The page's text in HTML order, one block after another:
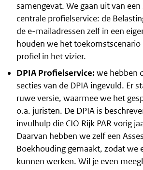
samengevat. We gaan uit van
centrale profielservice: de
de e-mailadressen zelf in een
houden we het toekomstscenario
profiel in het vizier.
DPIA Profielservice: we hebben
secties van de DPIA ingevuld. Er
ruwe versie, waarmee we het
o.a. juristen. De DPIA is
invulhulp die CIO Rijk PAR vorig
Daarvan hebben we zelf een
Boekhouding gemaakt, zodat we
kunnen werken. Wil je even